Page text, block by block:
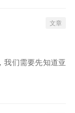
文章
我们需要先知道亚